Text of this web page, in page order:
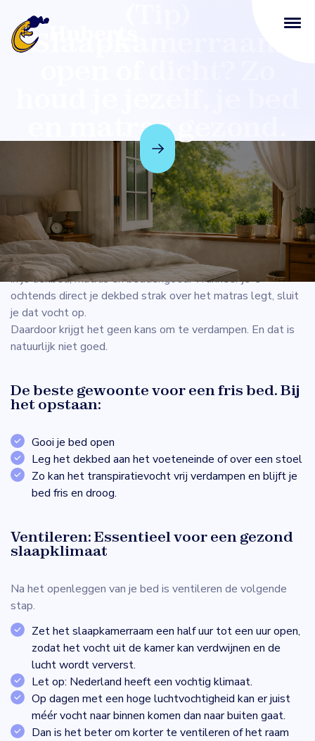
Slaapkamerraam
en matras gezond.
Slaapkamerraam open of dicht? Zo
houd je jezelf, je bed en matras gezond
’s Nachts verlies je ongemerkt veel vocht. Meer dan je
denkt.
Iedereen transpireert tijdens het slapen, en dat vocht trekt
in je dekbed, matras en beddengoed. Wanneer je ’s
ochtends direct je dekbed strak over het matras legt, sluit
je dat vocht op.
Daardoor krijgt het geen kans om te verdampen. En dat is
natuurlijk niet goed.
De beste gewoonte voor een fris bed. Bij
het opstaan:
Gooi je bed open
Leg het dekbed aan het voeteneinde of over een stoel
Zo kan het transpiratievocht vrij verdampen en blijft je
bed fris en droog.
Ventileren: Essentieel voor een gezond
slaapklimaat
Na het openleggen van je bed is ventileren de volgende
stap.
Zet het slaapkamerraam een half uur tot een uur open,
zodat het vocht uit de kamer kan verdwijnen en de
lucht wordt ververst.
Let op: Nederland heeft een vochtig klimaat.
Op dagen met een hoge luchtvochtigheid kan er juist
méér vocht naar binnen komen dan naar buiten gaat.
Dan is het beter om korter te ventileren of het raam